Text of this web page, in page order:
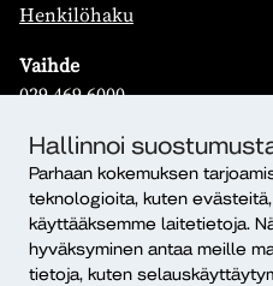
Hallinnoi
Parhaan kokemuksen
teknologioita, kuten
käyttääksemme laitetietoja.
hyväksyminen antaa meille
tietoja, kuten
Henkilöhaku
Vaihde
029 469 6000
Sähköposti
etunimi.sukunimi@diak.fi
Kirjaamo
kirjaamo@diak.fi